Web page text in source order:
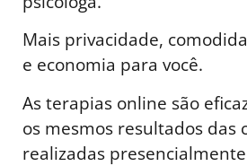
Mais privacidade,
e economia para você.
As terapias online são
os mesmos resultados das
realizadas